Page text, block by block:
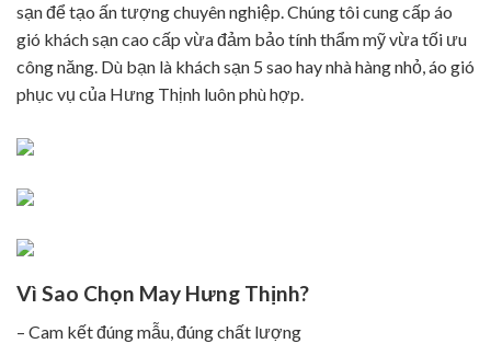
sạn để tạo ấn tượng chuyên nghiệp. Chúng tôi cung cấp áo
gió khách sạn cao cấp vừa đảm bảo tính thẩm mỹ vừa tối ưu
công năng. Dù bạn là khách sạn 5 sao hay nhà hàng nhỏ, áo gió
phục vụ của Hưng Thịnh luôn phù hợp.
Vì Sao Chọn May Hưng Thịnh?
– Cam kết đúng mẫu, đúng chất lượng